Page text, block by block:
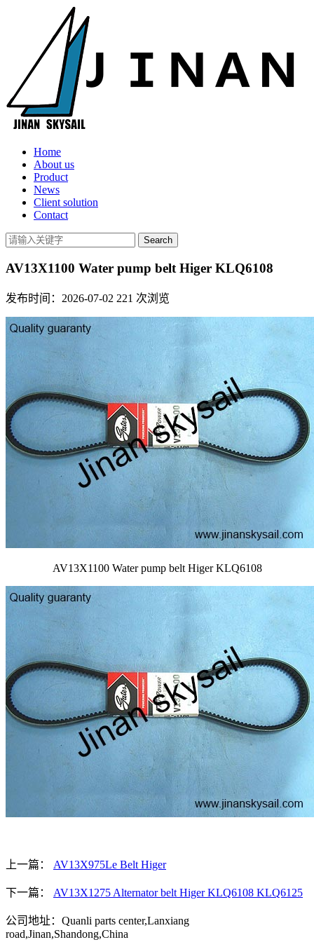
Home
About us
Product
News
Client solution
Contact
AV13X1100 Water pump belt Higer KLQ6108
发布时间：2026-07-02 221 次浏览
AV13X1100 Water pump belt Higer KLQ6108
上一篇： AV13X975Le Belt Higer
下一篇： AV13X1275 Alternator belt Higer KLQ6108 KLQ6125
公司地址：Quanli parts center,Lanxiang
road,Jinan,Shandong,China